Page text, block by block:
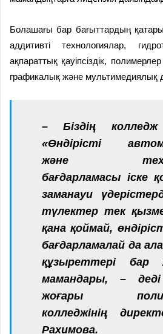
Болашағы бар бағыттардың
аддитивті технологиялар,
ақпараттық қауіпсіздік,
графикалық және мультимедиялық
– Біздің колледж
«Өндірісті
және
бағдарламасы іске
заманауи
түлектер тек
қана қоймай,
бағдарламалай да
құзыреттері бар
мамандары, –
жоғары
колледжінің
Рахимова.